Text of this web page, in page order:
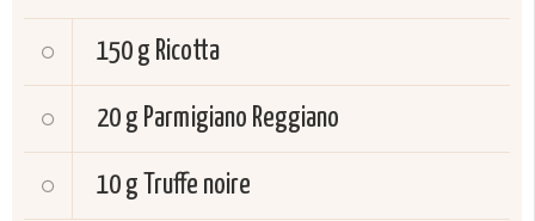
150 g Ricotta
20 g Parmigiano Reggiano
10 g Truffe noire